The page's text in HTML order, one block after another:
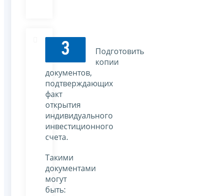
3
Подготовить
копии
документов,
подтверждающих
факт
открытия
индивидуального
инвестиционного
счета.
Такими
документами
могут
быть: